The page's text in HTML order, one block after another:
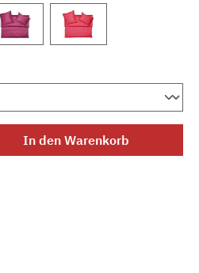
den gewünschten
In den Warenkorb